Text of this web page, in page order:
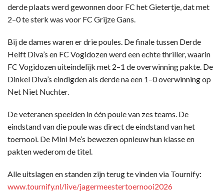
derde plaats werd gewonnen door FC het Gietertje, dat met
2–0 te sterk was voor FC Grijze Gans.
Bij de dames waren er drie poules. De finale tussen Derde
Helft Diva’s en FC Vogidozen werd een echte thriller, waarin
FC Vogidozen uiteindelijk met 2–1 de overwinning pakte. De
Dinkel Diva’s eindigden als derde na een 1–0 overwinning op
Net Niet Nuchter.
De veteranen speelden in één poule van zes teams. De
eindstand van die poule was direct de eindstand van het
toernooi. De Mini Me’s bewezen opnieuw hun klasse en
pakten wederom de titel.
Alle uitslagen en standen zijn terug te vinden via Tournify:
www.tournify.nl/live/jagermeestertoernooi2026